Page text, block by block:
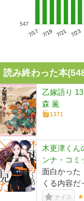
7/17 7/19 7/21 7/23
547
読み終わった本(
乙嫁語り
森 薫
1371
木更津く
ンナ・コミ
面白かった
くる内容だ
ナイス